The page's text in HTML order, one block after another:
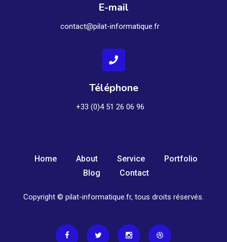
E-mail
contact@pilat-informatique.fr
Téléphone
+33 (0)4 51 26 06 96
Home About Service
Portfolio
Blog
Contact
Copyright © pilat-informatique.fr, tous droits réservés.